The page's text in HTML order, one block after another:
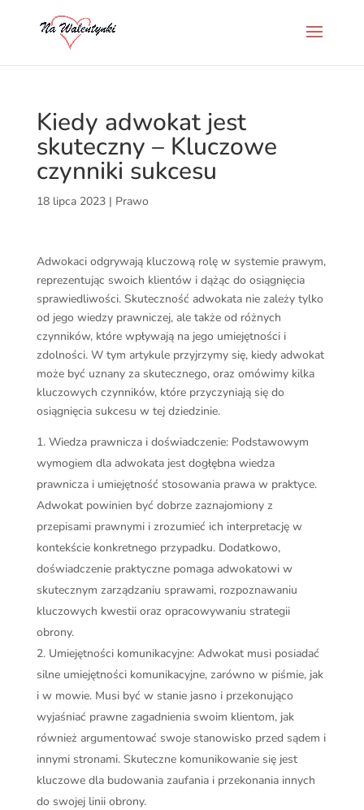
Kiedy adwokat jest
skuteczny – Kluczowe
czynniki sukcesu
18 lipca 2023| Prawo
Adwokaci odgrywają kluczową rolę w systemie prawym,
reprezentując swoich klientów i dążąc do osiągnięcia
sprawiedliwości. Skuteczność adwokata nie zależy tylko
od jego wiedzy prawniczej, ale także od różnych
czynników, które wpływają na jego umiejętności i
zdolności. W tym artykule przyjrzymy się, kiedy adwokat
może być uznany za skutecznego, oraz omówimy kilka
kluczowych czynników, które przyczyniają się do
osiągnięcia sukcesu w tej dziedzinie.
Wiedza prawnicza i doświadczenie: Podstawowym
wymogiem dla adwokata jest dogłębna wiedza
prawnicza i umiejętność stosowania prawa w praktyce.
Adwokat powinien być dobrze zaznajomiony z
przepisami prawnymi i zrozumieć ich interpretację w
kontekście konkretnego przypadku. Dodatkowo,
doświadczenie praktyczne pomaga adwokatowi w
skutecznym zarządzaniu sprawami, rozpoznawaniu
kluczowych kwestii oraz opracowywaniu strategii
obrony.
Umiejętności komunikacyjne: Adwokat musi posiadać
silne umiejętności komunikacyjne, zarówno w piśmie, jak
i w mowie. Musi być w stanie jasno i przekonująco
wyjaśniać prawne zagadnienia swoim klientom, jak
również argumentować swoje stanowisko przed sądem i
innymi stronami. Skuteczne komunikowanie się jest
kluczowe dla budowania zaufania i przekonania innych
do swojej linii obrony.